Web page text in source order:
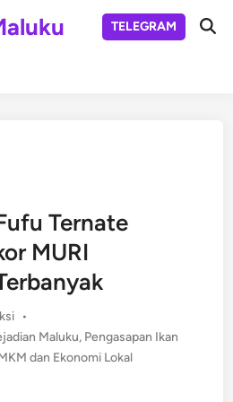
TELEGRAM
Ternate
MURI
•
Maluku, Pengasapan Ikan
dan Ekonomi Lokal